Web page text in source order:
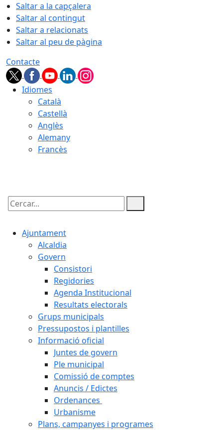
Saltar a la capçalera
Saltar al contingut
Saltar a relacionats
Saltar al peu de pàgina
Contacte
Idiomes
Català
Castellà
Anglès
Alemany
Francès
Cercar:
Ajuntament
Alcaldia
Govern
Consistori
Regidories
Agenda Institucional
Resultats electorals
Grups municipals
Pressupostos i plantilles
Informació oficial
Juntes de govern
Ple municipal
Comissió de comptes
Anuncis / Edictes
Ordenances
Urbanisme
Plans, campanyes i programes